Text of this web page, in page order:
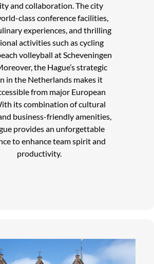
and collaboration. The city
class conference facilities,
experiences, and thrilling
activities such as cycling
volleyball at Scheveningen
the Hague’s strategic
in the Netherlands makes it
from major European
its combination of cultural
business-friendly amenities,
provides an unforgettable
to enhance team spirit and
productivity.